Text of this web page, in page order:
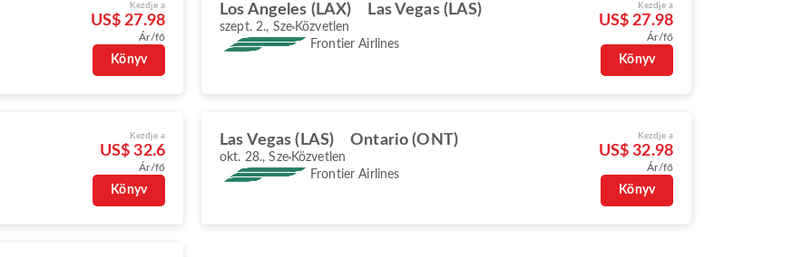
Kezdje a
US$ 27.98
Ár/fő
Könyv
Los Angeles (LAX) Las Vegas (LAS)
szept. 2., Sze Közvetlen
Frontier Airlines
Kezdje a
US$ 27.98
Ár/fő
Könyv
Kezdje a
US$ 32.6
Ár/fő
Könyv
Las Vegas (LAS) Ontario (ONT)
okt. 28., Sze Közvetlen
Frontier Airlines
Kezdje a
US$ 32.98
Ár/fő
Könyv